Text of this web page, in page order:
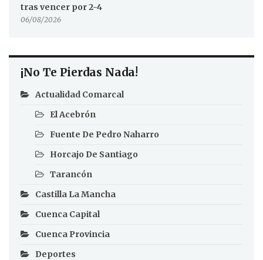
tras vencer por 2-4
06/08/2026
¡No Te Pierdas Nada!
Actualidad Comarcal
El Acebrón
Fuente De Pedro Naharro
Horcajo De Santiago
Tarancón
Castilla La Mancha
Cuenca Capital
Cuenca Provincia
Deportes